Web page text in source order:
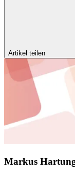
Artikel teilen
Markus